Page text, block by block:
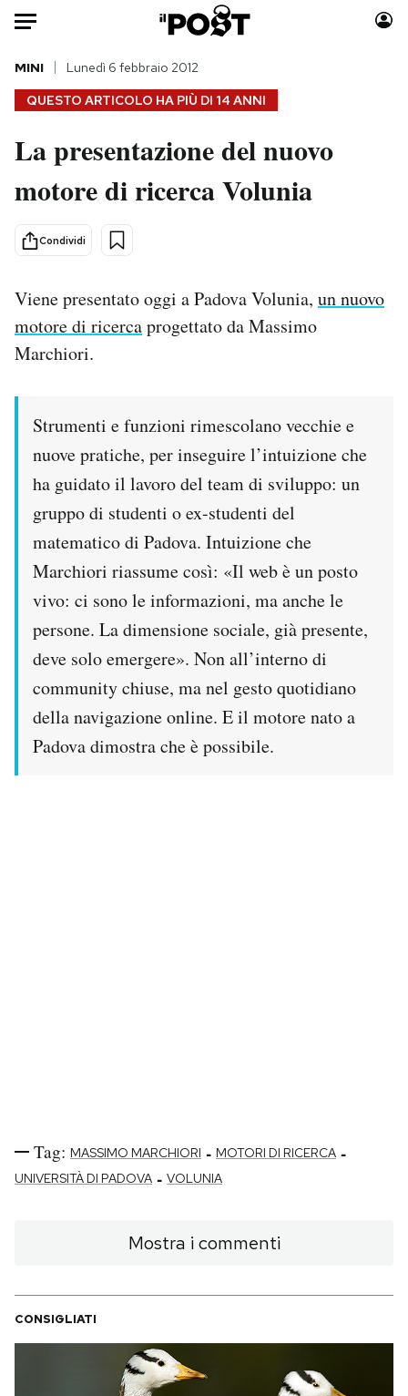
HOME
Italia
Politica
Tecnologia
Internet
Cultura
Economia
Sport
Moda
Consumismi
Europa
Altrecose
NEWSLETTER
I MIEI PREFERITI
SHOP
CALENDARIO
AREA PERSONALE
QUESTO ARTICOLO HA PIÙ DI 14 ANNI
MINI Lunedì 6 febbraio 2012
La presentazione del nuovo
motore di ricerca Volunia
Condividi
Viene presentato oggi a Padova Volunia, un nuovo
motore di ricercaprogettato da Massimo
Marchiori.
Strumenti e funzioni rimescolano vecchie e
nuove pratiche, per inseguire l’intuizione che
ha guidato il lavoro del team di sviluppo: un
gruppo di studenti o ex-studenti del
matematico di Padova. Intuizione che
Marchiori riassume così: «Il web è un posto
vivo: ci sono le informazioni, ma anche le
persone. La dimensione sociale, già presente,
deve solo emergere». Non all’interno di
community chiuse, ma nel gesto quotidiano
della navigazione online. E il motore nato a
Padova dimostra che è possibile.
Tag: MASSIMO MARCHIORI - MOTORI DI RICERCA -
UNIVERSITÀ DI PADOVA - VOLUNIA
Mostra i commenti
CONSIGLIATI